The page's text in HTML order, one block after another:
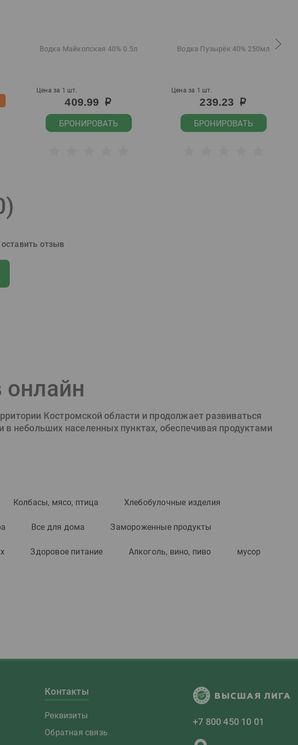
Водка Майкопская 40% 0.5л
Цена за 1 шт.
409.99 р
БРОНИРОВАТЬ
Водка Пузырёк 40% 250мл
Цена за 1 шт.
239.23 р
БРОНИРОВАТЬ
)
отзыв
онлайн
Костромской области и продолжает развиваться
небольших населенных пунктах, обеспечивая продуктами
Колбасы, мясо, птица Хлебобулочные изделия
Все для дома Замороженные продукты
Здоровое питание Алкоголь, вино, пиво мусор
Контакты
Реквизиты
Обратная связь
+7 800 450 10 01